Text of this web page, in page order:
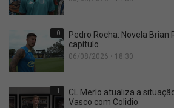
0
Pedro Rocha: Novela Brian
capítulo
06/08/2026 • 18:30
1
CL Merlo atualiza a
Vasco com Colidio